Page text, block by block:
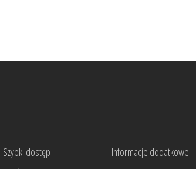
Szybki dostęp Informacje dodatkowe